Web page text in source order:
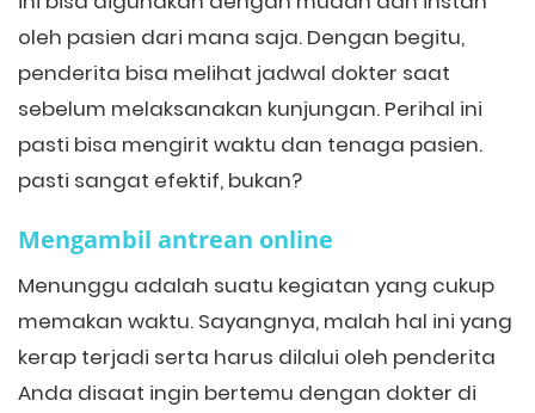
oleh pasien dari mana saja. Dengan begitu,
penderita bisa melihat jadwal dokter saat
sebelum melaksanakan kunjungan. Perihal ini
pasti bisa mengirit waktu dan tenaga pasien.
pasti sangat efektif, bukan?
Mengambil antrean online
Menunggu adalah suatu kegiatan yang cukup
memakan waktu. Sayangnya, malah hal ini yang
kerap terjadi serta harus dilalui oleh penderita
Anda disaat ingin bertemu dengan dokter di